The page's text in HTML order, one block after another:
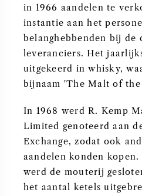
in 1966 aandelen te
instantie aan het
belanghebbenden bij de
leveranciers. Het
uitgekeerd in whisky,
bijnaam 'The Malt of the
In 1968 werd R. Kemp
Limited genoteerd aan
Exchange, zodat ook
aandelen konden
werd de mouterij
het aantal ketels